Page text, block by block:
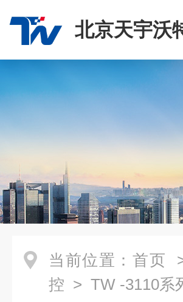
北京天宇沃
司
当前位置： 首页
控 > TW -3110系